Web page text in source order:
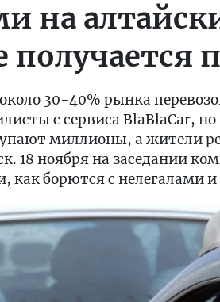
на
получается
30-40% рынка
с сервиса BlaBlaCar,
миллионы, а жители
18 ноября на заседании
как борются с нелегалами